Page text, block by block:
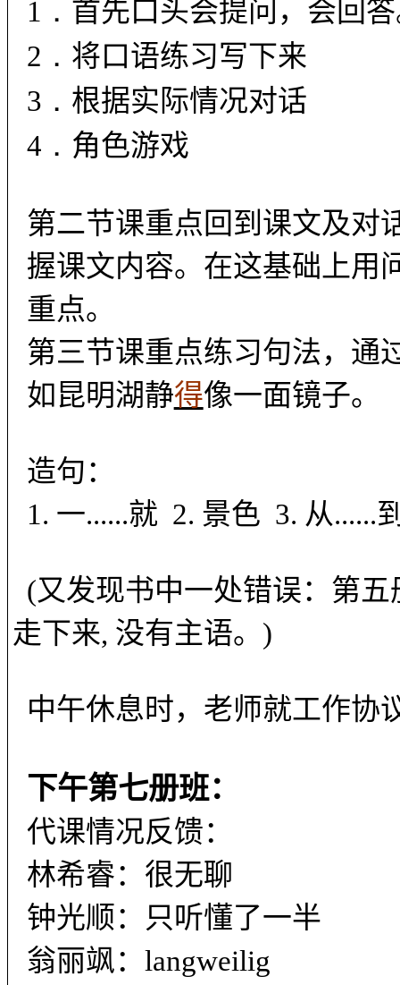
1． 首先口头会提问，会回
2． 将口语练习写下来
3． 根据实际情况对话
4． 角色游戏
第二节课重点回到课文及对
握课文内容。在这基础上用
重点。
第三节课重点练习句法，通
如昆明湖静得像一面镜子。
造句：
1. 一......就 2. 景色 3. 从......
(又发现书中一处错误：第五
走下来, 没有主语。 )
中午休息时，老师就工作协
下午第七册班：
代课情况反馈：
林希睿：很无聊
钟光顺：只听懂了一半
翁丽飒： langweilig